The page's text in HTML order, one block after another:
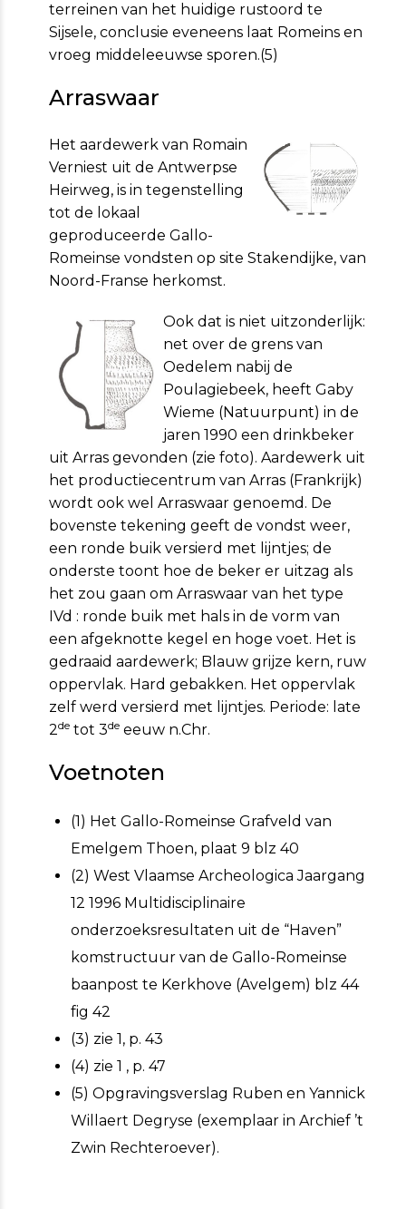
terreinen van het huidige rustoord te
Sijsele, conclusie eveneens laat Romeins en
vroeg middeleeuwse sporen.(5)
Arraswaar
Het aardewerk van Romain
Verniest uit de Antwerpse
Heirweg, is in tegenstelling
tot de lokaal
geproduceerde Gallo-
Romeinse vondsten op site Stakendijke, van
Noord-Franse herkomst.
Ook dat is niet uitzonderlijk:
net over de grens van
Oedelem nabij de
Poulagiebeek, heeft Gaby
Wieme (Natuurpunt) in de
jaren 1990 een drinkbeker
uit Arras gevonden (zie foto). Aardewerk uit
het productiecentrum van Arras (Frankrijk)
wordt ook wel Ar­raswaar genoemd. De
bovenste tekening geeft de vondst weer,
een ronde buik versierd met lijntjes; de
onderste toont hoe de beker er uitzag als
het zou gaan om Ar­raswaar van het type
IVd : ronde buik met hals in de vorm van
een afgeknotte kegel en hoge voet. Het is
gedraaid aardewerk; Blauw grijze kern, ruw
oppervlak. Hard gebakken. Het oppervlak
zelf werd versierd met lijntjes. Periode: late
2de tot 3de eeuw n.Chr.
Voetnoten
(1) Het Gallo-Romeinse Grafveld van
Emelgem Thoen, plaat 9 blz 40
(2) West Vlaamse Archeologica Jaargang
12 1996 Multidisciplinaire
onderzoeksresultaten uit de “Haven”
komstructuur van de Gallo-Romeinse
baanpost te Kerkhove (Avelgem) blz 44
fig 42
(3) zie 1, p. 43
(4) zie 1 , p. 47
(5) Opgravingsverslag Ruben en Yannick
Willaert Degryse (exemplaar in Archief ’t
Zwin Rechteroever).